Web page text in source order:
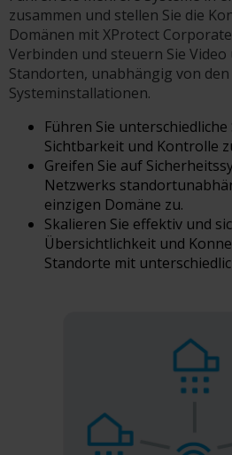
zusammen und stellen Sie die
Domänen mit XProtect
Verbinden und steuern Sie
Standorten, unabhängig von
Systeminstallationen.
Führen Sie
Sichtbarkeit und Kontrolle
Greifen Sie auf
Netzwerks
einzigen Domäne zu.
Skalieren Sie effektiv und
Übersichtlichkeit und
Standorte mit